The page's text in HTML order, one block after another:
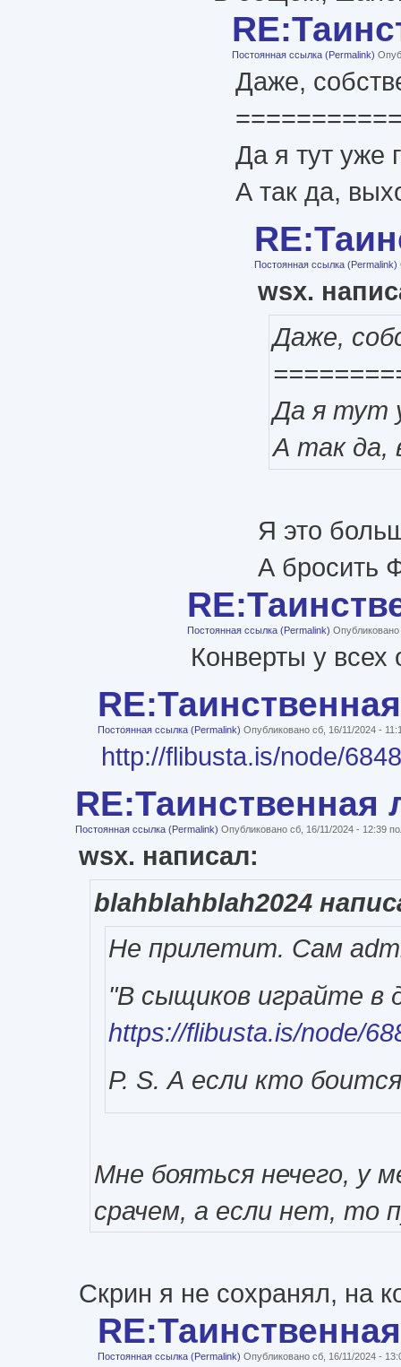
Постоянная ссылка (Permalink)
Даже,
Да я тут уже
А так да,
Постоянная ссылка (Permalink)
wsx.
Даже,
Да я тут
А так да,
Я это
А бросить
Постоянная ссылка (Permalink)
Конверты у
Постоянная ссылка (Permalink) Опубликовано сб, 16/11/2024 -
http://flibusta.is/node/
Постоянная ссылка (Permalink) Опубликовано сб, 16/11/2024 - 12:39
wsx. написал:
blahblahblah2024
Не прилетит. Сам
"В сыщиков играйте в
https://flibusta.is/node/
P. S. А если кто
Мне бояться нечего, у
срачем, а если нет, то
Скрин я не сохранял, на
Постоянная ссылка (Permalink) Опубликовано сб, 16/11/2024 -